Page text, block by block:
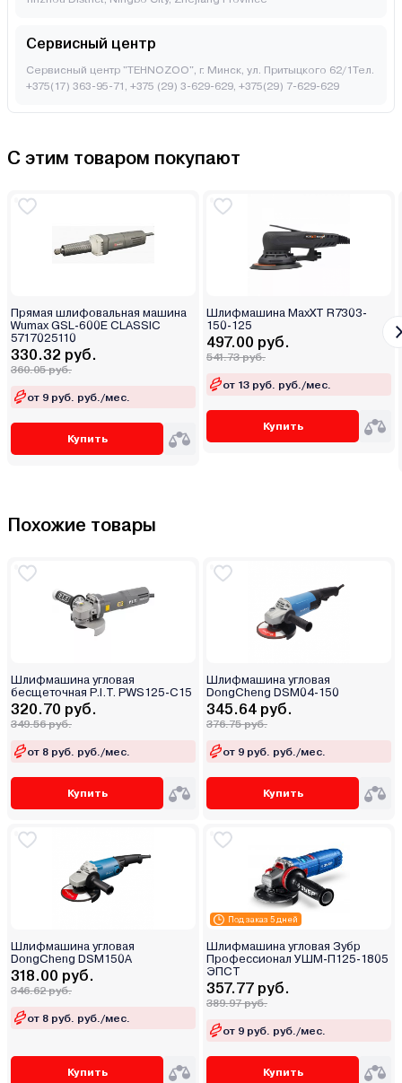
Сервисный центр
Сервисный центр "TEHNOZOO", г. Минск, ул. Притыцкого 62/1Тел.
+375(17) 363-95-71, +375 (29) 3-629-629, +375(29) 7-629-629
С этим товаром покупают
Прямая шлифовальная машина
Wumax GSL-600E CLASSIC
5717025110
330.32 руб.
360.05 руб.
от 9 руб. руб./мес.
Купить
Шлифмашина MaxXT R7303-
150-125
497.00 руб.
541.73 руб.
от 13 руб. руб./мес.
Купить
Похожие товары
Шлифмашина угловая
бесщеточная P.I.T. PWS125-C15
320.70 руб.
349.56 руб.
от 8 руб. руб./мес.
Купить
Шлифмашина угловая
DongCheng DSM04-150
345.64 руб.
376.75 руб.
от 9 руб. руб./мес.
Купить
Шлифмашина угловая
DongCheng DSM150A
318.00 руб.
346.62 руб.
от 8 руб. руб./мес.
Купить
Под заказ 5 дней
Шлифмашина угловая Зубр
Профессионал УШМ-П125-1805
ЭПСТ
357.77 руб.
389.97 руб.
от 9 руб. руб./мес.
Купить